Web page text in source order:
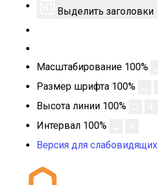
Выделить заголовки
Масштабирование 100%
Размер шрифта 100%
Высота линии 100%
Интервал 100%
Версия для слабовидящих